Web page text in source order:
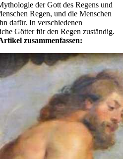
der Gott des Regens und
Regen, und die Menschen
dafür. In verschiedenen
Götter für den Regen zuständig.
zusammenfassen: